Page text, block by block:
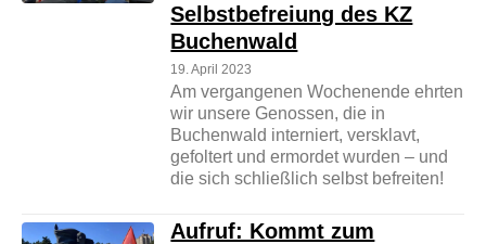
Selbstbefreiung des KZ
Buchenwald
19. April 2023
Am vergangenen Wochenende ehrten
wir unsere Genossen, die in
Buchenwald interniert, versklavt,
gefoltert und ermordet wurden – und
die sich schließlich selbst befreiten!
Aufruf: Kommt zum